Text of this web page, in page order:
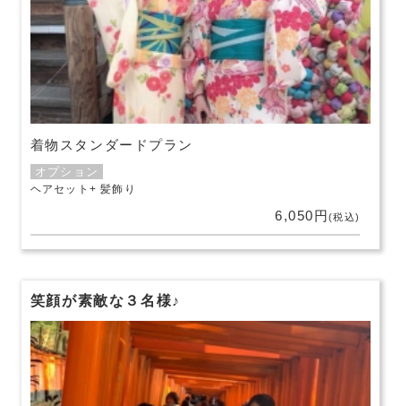
着物スタンダードプラン
オプション
ヘアセット 髪飾り
6,050円(税込)
笑顔が素敵な３名様♪